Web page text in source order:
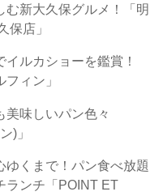
む新大久保グルメ！「明
保店」
イルカショーを鑑賞！
フィン」
美味しいパン色々
)」
ゆくまで！パン食べ放題
ランチ「POINT ET